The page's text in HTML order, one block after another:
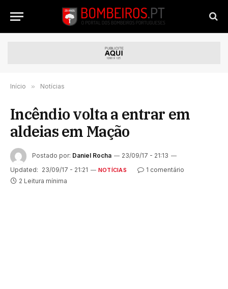
Início » Notícias
Incêndio volta a entrar em
aldeias em Mação
Postado por: Daniel Rocha
23/09/17 - 21:13
Updated: 23/09/17 - 21:21 NOTÍCIAS
1 comentário
2 Leitura mínima